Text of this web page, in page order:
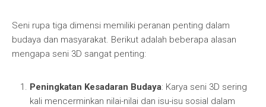
Seni rupa tiga dimensi memiliki peranan penting dalam
budaya dan masyarakat. Berikut adalah beberapa alasan
mengapa seni 3D sangat penting:
Peningkatan Kesadaran Budaya: Karya seni 3D sering
kali mencerminkan nilai-nilai dan isu-isu sosial dalam